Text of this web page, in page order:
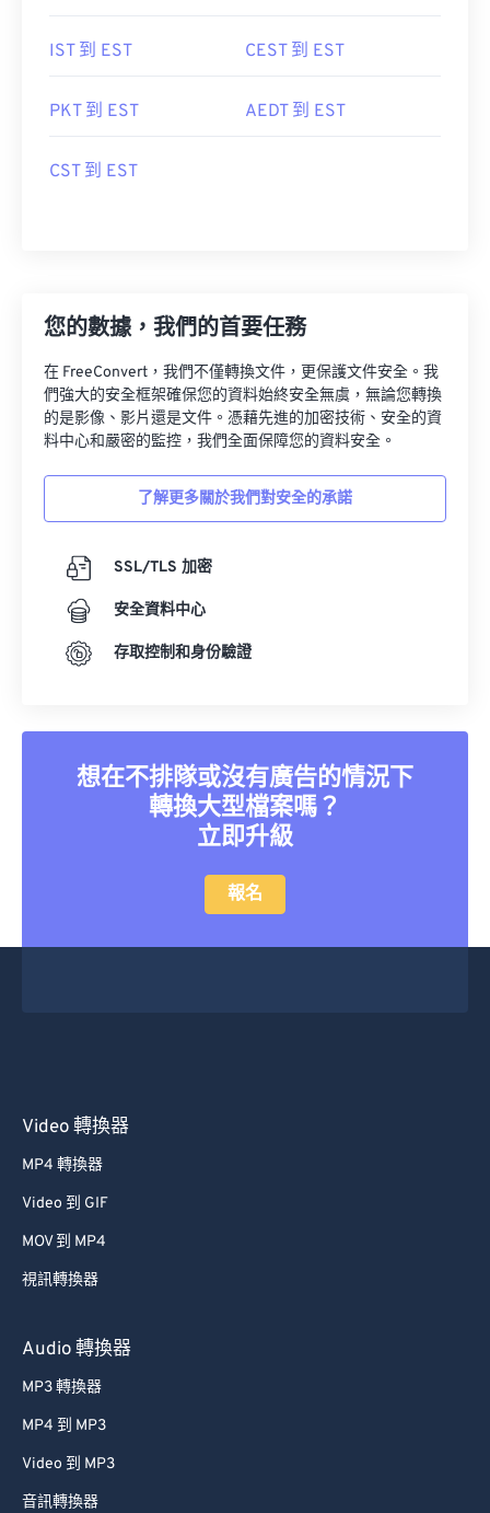
IST 到 EST CEST 到 EST
PKT 到 EST AEDT 到 EST
CST 到 EST
您的數據，我們的首要任務
在 FreeConvert，我們不僅轉換文件，更保護文件安全。我
們強大的安全框架確保您的資料始終安全無虞，無論您轉換
的是影像、影片還是文件。憑藉先進的加密技術、安全的資
料中心和嚴密的監控，我們全面保障您的資料安全。
了解更多關於我們對安全的承諾
SSL/TLS 加密
安全資料中心
存取控制和身份驗證
想在不排隊或沒有廣告的情況下
轉換大型檔案嗎？
立即升級
報名
Video 轉換器
MP4 轉換器
Video 到 GIF
MOV 到 MP4
視訊轉換器
Audio 轉換器
MP3 轉換器
MP4 到 MP3
Video 到 MP3
音訊轉換器